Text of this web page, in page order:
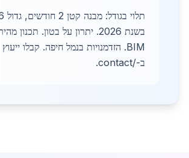
בשנת 2026. יתרון על בטון. תכנון
BIM. הזדמנויות בנמל חיפה. קבלו ייעוץ
ב-/contact.